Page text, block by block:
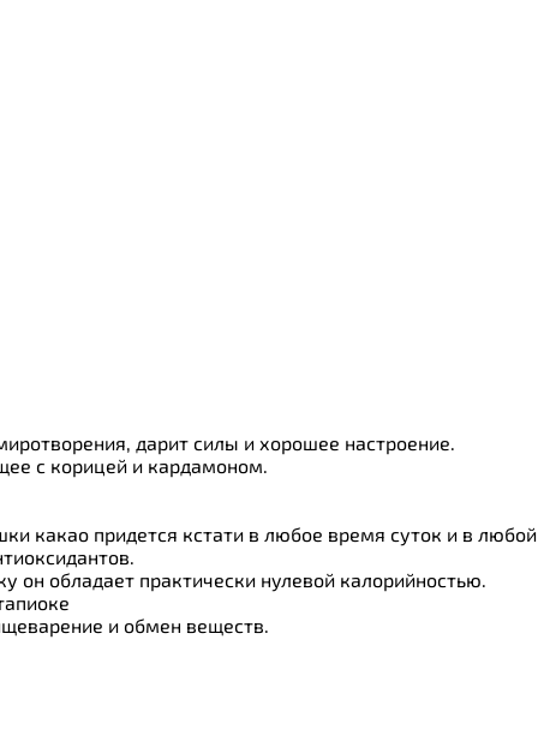
дарит силы и хорошее настроение.
с корицей и кардамоном.
какао придется кстати в любое время суток и в любой
он обладает практически нулевой калорийностью.
и обмен веществ.